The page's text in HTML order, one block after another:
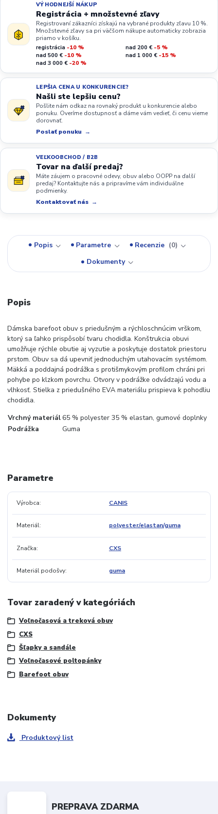
VÝHODNEJŠÍ NÁKUP
Registrácia + množstevné zľavy
Registrovaní zákazníci získajú na vybrané produkty zľavu 10 %.
Množstevné zľavy sa pri väčšom nákupe automaticky zobrazia
priamo v košíku.
registrácia -10 % nad 200 € -5 %
nad 500 € -10 % nad 1 000 € -15 %
nad 3 000 € -20 %
LEPŠIA CENA U KONKURENCIE?
Našli ste lepšiu cenu?
Pošlite nám odkaz na rovnaký produkt u konkurencie alebo
ponuku. Overíme dostupnosť a dáme vám vedieť, či cenu vieme
dorovnať.
Poslať ponuku
VEĽKOOBCHOD / B2B
Tovar na ďalší predaj?
Máte záujem o pracovné odevy, obuv alebo OOPP na ďalší
predaj? Kontaktujte nás a pripravíme vám individuálne
podmienky.
Kontaktovať nás
Popis Parametre Recenzie
0
Dokumenty
Popis
Dámska barefoot obuv s priedušným a rýchloschnúcim vrškom,
ktorý sa ľahko prispôsobí tvaru chodidla. Konštrukcia obuvi
umožňuje rýchle obutie aj vyzutie a poskytuje dostatok priestoru
prstom. Obuv sa dá upevniť jednoduchým utahovacím systémom.
Mäkká a poddajná podrážka s protišmykovým profilom chráni pri
pohybe po klzkom povrchu. Otvory v podrážke odvádzajú vodu a
vlhkosť. Stielka z priedušného EVA materiálu prispieva k pohodliu
chodidla.
Vrchný materiál65 % polyester 35 % elastan, gumové doplnky
Podrážka
Guma
Parametre
Výrobca CANIS
Materiál polyester/elastan/guma
Značka CXS
Materiál podošvy guma
Tovar zaradený v kategóriách
Voľnočasová a treková obuv
CXS
Šľapky a sandále
Voľnočasové poltopánky
Barefoot obuv
Dokumenty
Produktový list
PREPRAVA ZDARMA